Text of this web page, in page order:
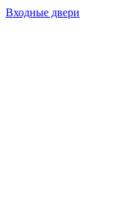
Входные двери